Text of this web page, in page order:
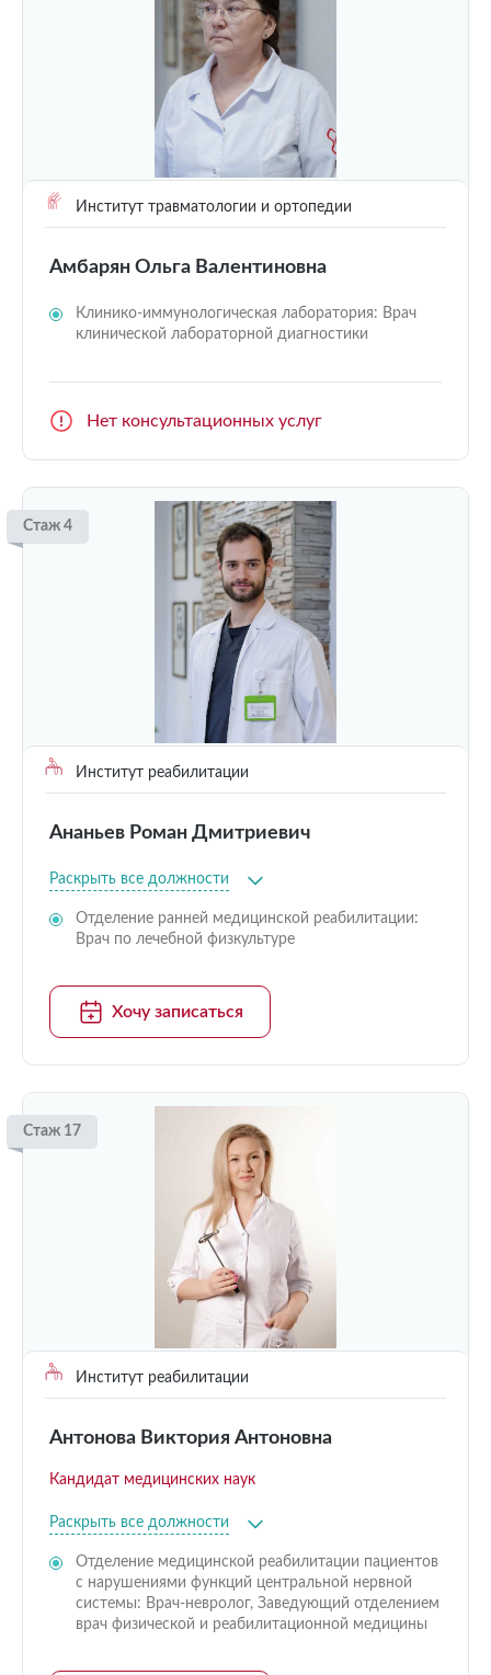
Институт травматологии и ортопедии
Амбарян Ольга Валентиновна
Клинико-иммунологическая лаборатория: Врач
клинической лабораторной диагностики
Нет консультационных услуг
Стаж 4
Институт реабилитации
Ананьев Роман Дмитриевич
Раскрыть все должности
Отделение ранней медицинской реабилитации:
Врач по лечебной физкультуре
Хочу записаться
Стаж 17
Институт реабилитации
Антонова Виктория Антоновна
Кандидат медицинских наук
Раскрыть все должности
Отделение медицинской реабилитации пациентов
с нарушениями функций центральной нервной
системы: Врач-невролог, Заведующий отделением
врач физической и реабилитационной медицины